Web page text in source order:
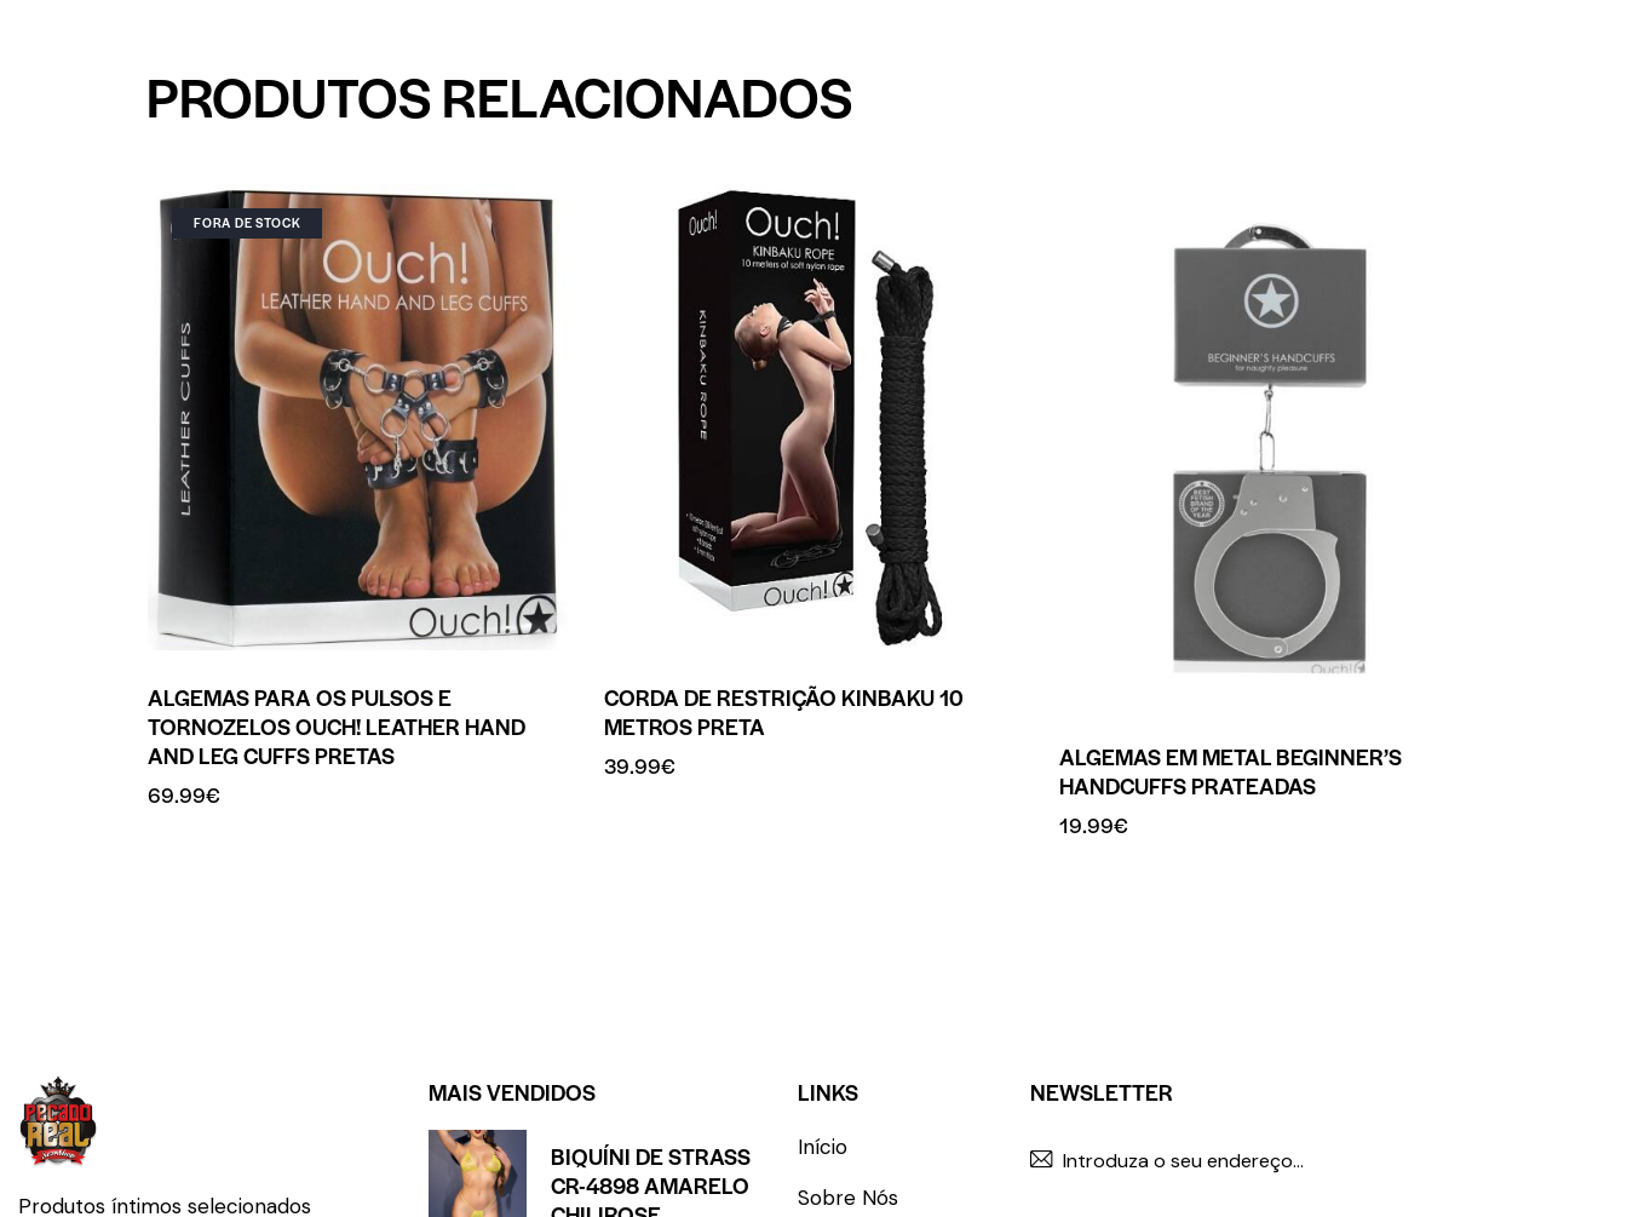
PRODUTOS RELACIONADOS
FORA DE STOCK
ALGEMAS PARA OS PULSOS E
TORNOZELOS OUCH! LEATHER HAND
AND LEG CUFFS PRETAS
69.99€
CORDA DE RESTRIÇÃO KINBAKU 10
METROS PRETA
39.99€
ALGEMAS EM METAL BEGINNER’S
HANDCUFFS PRATEADAS
19.99€
Produtos íntimos selecionados
MAIS VENDIDOS
BIQUÍNI DE STRASS
CR-4898 AMARELO
LINKS
Início
Sobre Nós
NEWSLETTER